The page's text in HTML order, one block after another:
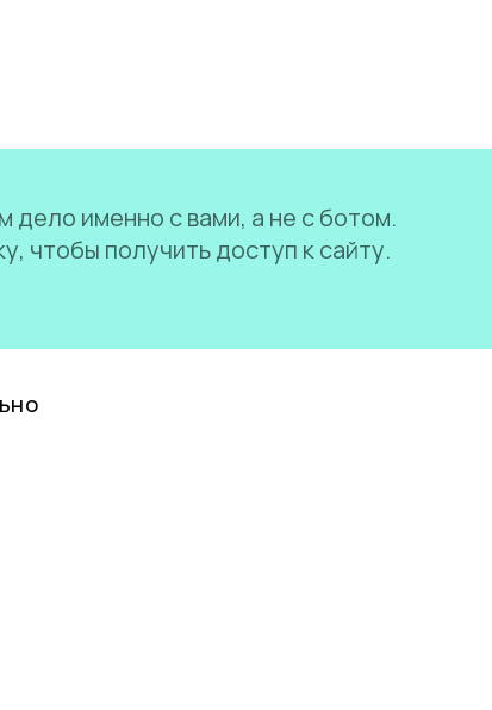
именно с вами, а не с ботом.
чтобы получить доступ к сайту.